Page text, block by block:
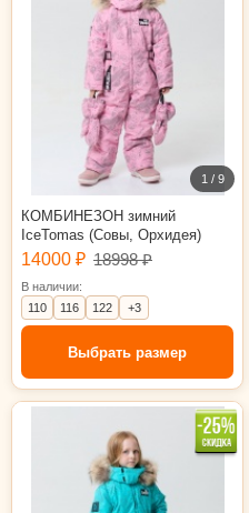
1 / 9
КОМБИНЕЗОН зимний
IceTomas (Совы, Орхидея)
14000 ₽ 18998 ₽
В наличии:
110
116 122 +3
Выбрать размер